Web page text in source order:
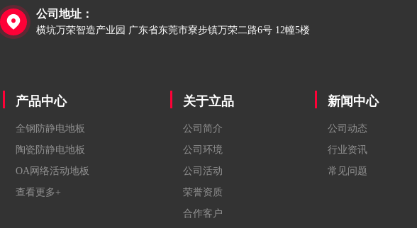

公司地址：
横坑万荣智造产业园 广东省东莞市寮步镇万荣二路6号 12幢5楼
产品中心
全钢防静电地板
陶瓷防静电地板
OA网络活动地板
查看更多+
关于立品
公司简介
公司环境
公司活动
荣誉资质
合作客户
新闻中心
公司动态
行业资讯
常见问题